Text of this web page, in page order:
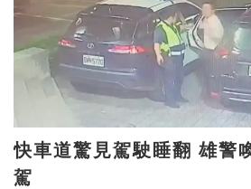
快車道驚見駕駛睡翻 雄警喚醒一測竟是酒
駕